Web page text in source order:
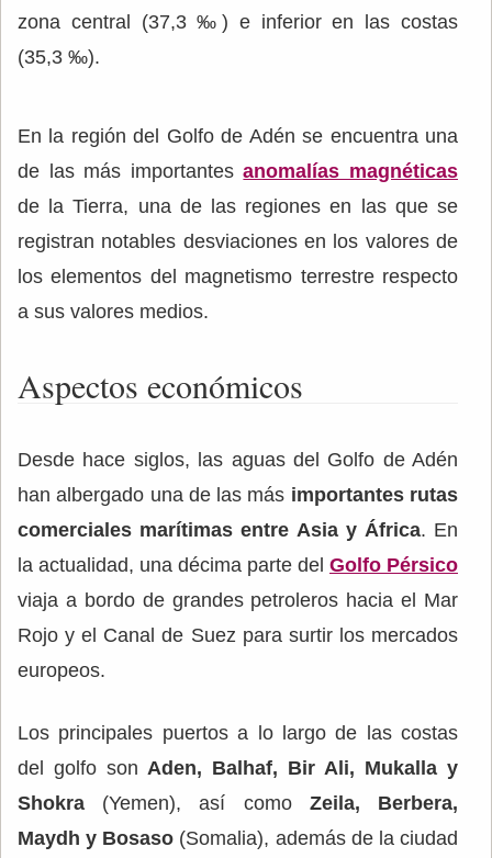
zona central (37,3 ‰) e inferior en las costas
(35,3 ‰).
En la región del Golfo de Adén se encuentra una
de las más importantesanomalías magnéticas
de la Tierra, una de las regiones en las que se
registran notables desviaciones en los valores de
los elementos del magnetismo terrestre respecto
a sus valores medios.
Aspectos económicos
Desde hace siglos, las aguas del Golfo de Adén
han albergado una de las más importantes rutas
comerciales marítimas entre Asia y África. En
la actualidad, una décima parte del Golfo Pérsico
viaja a bordo de grandes petroleros hacia el Mar
Rojo y el Canal de Suez para surtir los mercados
europeos.
Los principales puertos a lo largo de las costas
del golfo son Aden, Balhaf, Bir Ali, Mukalla y
Shokra (Yemen), así comoZeila, Berbera,
Maydh y Bosaso (Somalia), además de la ciudad